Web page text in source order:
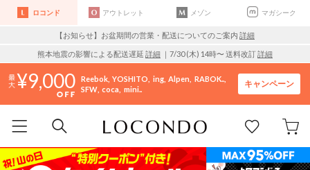
ロコンド アウトレット メゾン マガシーク
【お知らせ】お盆期間の営業・配送についてのご案内 詳細
熊本地震の影響による配送遅延 詳細 ｜7/30 (木) 14時〜 送料改訂詳細
9,000 Reebok YOSHITO ing Alpen
RABOK..
SFW coca mini..
キャンペーン